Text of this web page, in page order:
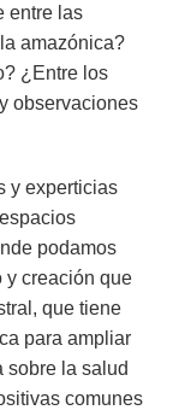
entre las
amazónica?
¿Entre los
observaciones
y experticias
podamos
y creación que
que tiene
para ampliar
sobre la salud
comunes